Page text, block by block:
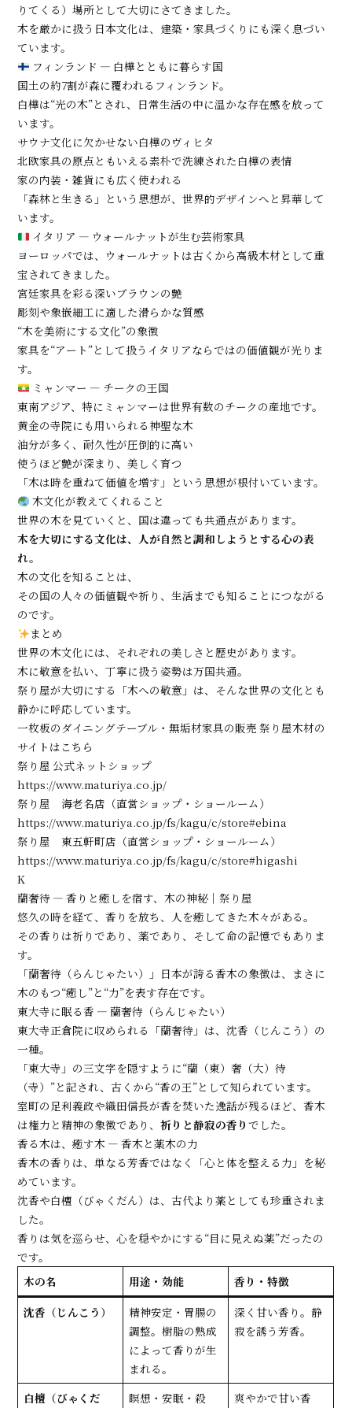
りてくる）場所として大切にさてきました。
木を厳かに扱う日本文化は、建築・家具づくりにも深く息づい
ています。
フィンランド ― 白樺とともに暮らす国
国土の約7割が森に覆われるフィンランド。
白樺は“光の木”とされ、日常生活の中に温かな存在感を放って
います。
サウナ文化に欠かせない白樺のヴィヒタ
北欧家具の原点ともいえる素朴で洗練された白樺の表情
家の内装・雑貨にも広く使われる
「森林と生きる」という思想が、世界的デザインへと昇華して
います。
イタリア ― ウォールナットが生む芸術家具
ヨーロッパでは、ウォールナットは古くから高級木材として重
宝されてきました。
宮廷家具を彩る深いブラウンの艶
彫刻や象嵌細工に適した滑らかな質感
“木を美術にする文化”の象徴
家具を“アート”として扱うイタリアならではの価値観が光りま
す。
ミャンマー ― チークの王国
東南アジア、特にミャンマーは世界有数のチークの産地です。
黄金の寺院にも用いられる神聖な木
油分が多く、耐久性が圧倒的に高い
使うほど艶が深まり、美しく育つ
「木は時を重ねて価値を増す」という思想が根付いています。
木文化が教えてくれること
世界の木を見ていくと、国は違っても共通点があります。
木を大切にする文化は、人が自然と調和しようとする心の表
れ。
木の文化を知ることは、
その国の人々の価値観や祈り、生活までも知ることにつながる
のです。
まとめ
世界の木文化には、それぞれの美しさと歴史があります。
木に敬意を払い、丁寧に扱う姿勢は万国共通。
祭り屋が大切にする「木への敬意」は、そんな世界の文化とも
静かに呼応しています。
一枚板のダイニングテーブル・無垢材家具の販売 祭り屋木材の
サイトはこちら
祭り屋 公式ネットショップ
https://www.maturiya.co.jp/
祭り屋 海老名店（直営ショップ・ショールーム）
https://www.maturiya.co.jp/fs/kagu/c/store#ebina
祭り屋 東五軒町店（直営ショップ・ショールーム）
https://www.maturiya.co.jp/fs/kagu/c/store#higashi
K
蘭奢待 ― 香りと癒しを宿す、木の神秘｜祭り屋
悠久の時を経て、香りを放ち、人を癒してきた木々がある。
その香りは祈りであり、薬であり、そして命の記憶でもありま
す。
「蘭奢待（らんじゃたい）」――日本が誇る香木の象徴は、まさに
木のもつ“癒し”と“力”を表す存在です。
東大寺に眠る香 ― 蘭奢待（らんじゃたい）
東大寺正倉院に収められる「蘭奢待」は、沈香（じんこう）の
一種。
「東大寺」の三文字を隠すように“蘭（東）奢（大）待
（寺）”と記され、古くから“香の王”として知られています。
室町の足利義政や織田信長が香を焚いた逸話が残るほど、香木
は権力と精神の象徴であり、祈りと静寂の香りでした。
香る木は、癒す木 ― 香木と薬木の力
香木の香りは、単なる芳香ではなく「心と体を整える力」を秘
めています。
沈香や白檀（びゃくだん）は、古代より薬としても珍重されま
した。
香りは気を巡らせ、心を穏やかにする“目に見えぬ薬”だったの
です。
木の名
用途・効能
香り・特徴
沈香（じんこう）
精神安定・胃腸の
調整。樹脂の熟成
によって香りが生
まれる。
深く甘い香り。静
寂を誘う芳香。
白檀（びゃくだ 瞑想・安眠・殺 爽やかで甘い香